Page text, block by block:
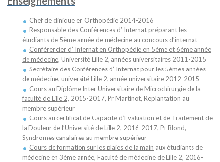
Chef de clinique en Orthopédie 2014-2016
Responsable des Conférences d’ Internatpréparant les
étudiants de 5ème année de médecine au concours d’internat
Conférencier d’ Internat en Orthopédie en 5ème et 6ème année
de médecine, Université Lille 2, années universitaires 2011-2015
Secrétaire des Conférences d’ Internatpour les 5èmes années
de médecine, université Lille 2, année universitaire 2012-2015
Cours au Diplôme Inter Universitaire de Microchirurgie de la
faculté de Lille 2, 2015-2017, Pr Martinot, Replantation au
membre supérieur
Cours au certificat de Capacité d’Evaluation et de Traitement de
la Douleur de l’Université de Lille 2, 2016-2017, Pr Blond,
Syndromes canalaires au membre supérieur
Cours de formation sur les plaies de la main aux étudiants de
médecine en 3ème année, Faculté de médecine de Lille 2, 2016-